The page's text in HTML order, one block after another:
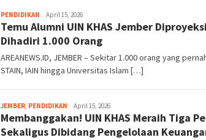
PENDIDIKAN areanews
April 15, 2026
Temu Alumni UIN KHAS Jember
Dihadiri 1.000 Orang
AREANEWS.ID, JEMBER – Sekitar 1.000 orang yang
STAIN, IAIN hingga Universitas Islam […]
JEMBER, PENDIDIKAN areanews
April 15, 2026
Membanggakan! UIN KHAS Meraih Tiga
Sekaligus Dibidang Pengelolaan